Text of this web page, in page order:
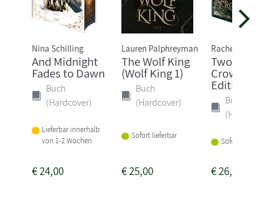
Nina Schilling
And Midnight
Fades to Dawn
Buch
(Hardcover)
Lieferbar innerhalb
von 1-2 Wochen
€24,00
Lauren Palphreyman
The Wolf King
(Wolf King 1)
Buch
(Hardcover)
Sofort lieferbar
€25,00
Rachel Gillig
Two
Crowns:
Edition
Buch
Sofort
€26,00